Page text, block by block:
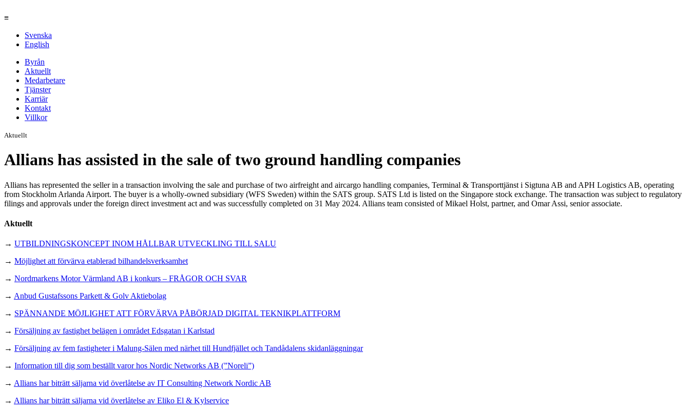
≡
Svenska
English
Byrån
Aktuellt
Medarbetare
Tjänster
Karriär
Kontakt
Villkor
Aktuellt
Allians has assisted in the sale of two ground handling companies
Allians has represented the seller in a transaction involving the sale and purchase of two airfreight and aircargo handling companies, Terminal & Transporttjänst i Sigtuna AB and APH Logistics AB, operating
from Stockholm Arlanda Airport. The buyer is a wholly-owned subsidiary (WFS Sweden) within the SATS group. SATS Ltd is listed on the Singapore stock exchange. The transaction was subject to regulatory
filings and approvals under the foreign direct investment act and was successfully completed on 31 May 2024. Allians team consisted of Mikael Holst, partner, and Omar Assi, senior associate.
Aktuellt
→ UTBILDNINGSKONCEPT INOM HÅLLBAR UTVECKLING TILL SALU
→ Möjlighet att förvärva etablerad bilhandelsverksamhet
→ Nordmarkens Motor Värmland AB i konkurs – FRÅGOR OCH SVAR
→ Anbud Gustafssons Parkett & Golv Aktiebolag
→ SPÄNNANDE MÖJLIGHET ATT FÖRVÄRVA PÅBÖRJAD DIGITAL TEKNIKPLATTFORM
→ Försäljning av fastighet belägen i området Edsgatan i Karlstad
→ Försäljning av fem fastigheter i Malung-Sälen med närhet till Hundfjället och Tandådalens skidanläggningar
→ Information till dig som beställt varor hos Nordic Networks AB (”Noreli”)
→ Allians har biträtt säljarna vid överlåtelse av IT Consulting Network Nordic AB
→ Allians har biträtt säljarna vid överlåtelse av Eliko El & Kylservice